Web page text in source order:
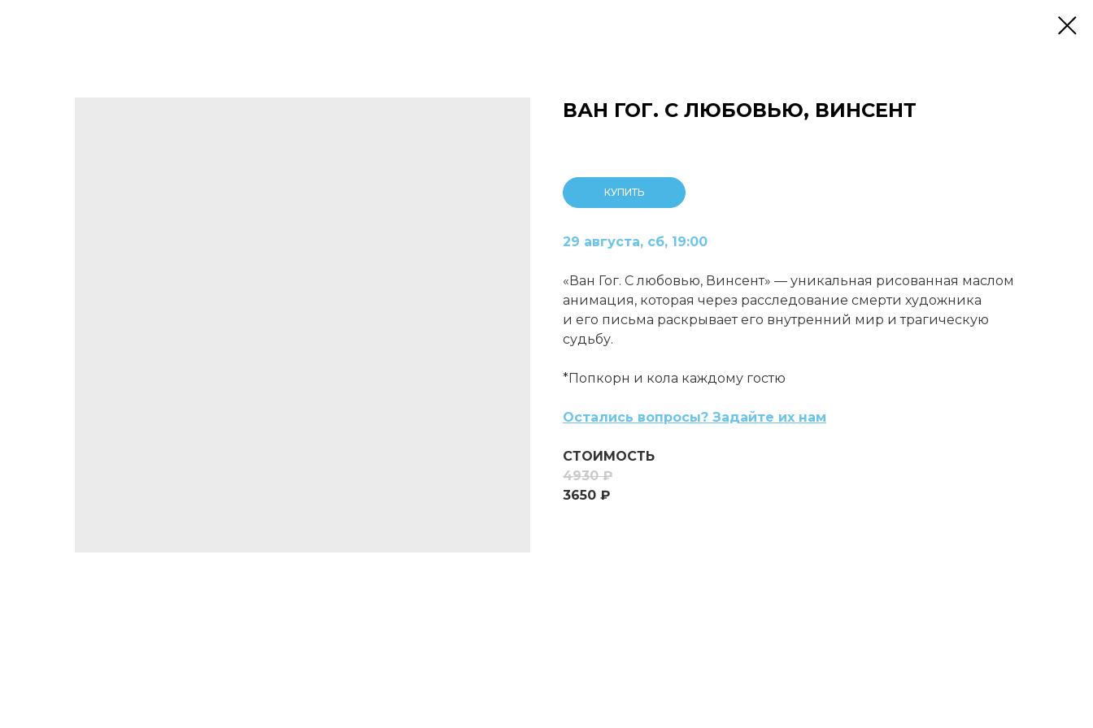
ВАН ГОГ. С ЛЮБОВЬЮ, ВИНСЕНТ
КУПИТЬ
29 августа, сб, 19:00
«Ван Гог. С любовью, Винсент» — уникальная рисованная маслом
анимация, которая через расследование смерти художника
и его письма раскрывает его внутренний мир и трагическую
судьбу.
*Попкорн и кола каждому гостю
Остались вопросы? Задайте их нам
СТОИМОСТЬ
4930 ₽
3650 ₽